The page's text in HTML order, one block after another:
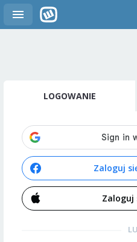
LOGOWANIE
Zaloguj
Zaloguj